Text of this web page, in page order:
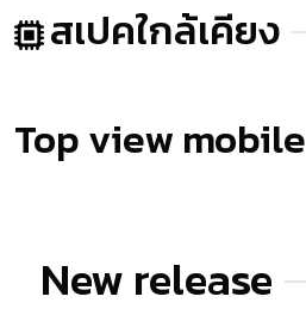
สเปคใกล้เคียง
Top view mobile
New release